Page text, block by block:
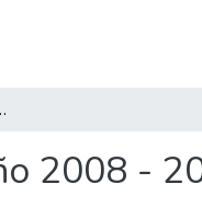
Nariño 2008 - 2011
2008 -